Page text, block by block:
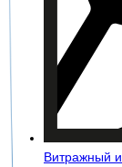
Витражный